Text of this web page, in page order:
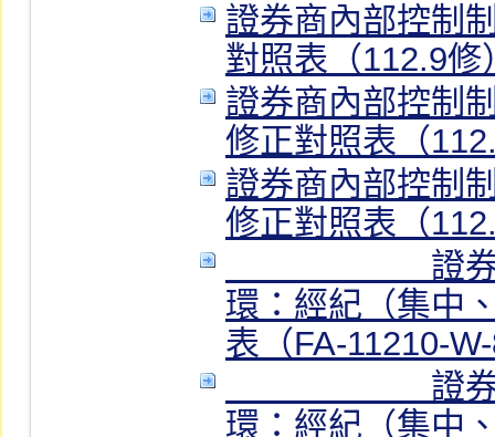
證券商內部控制
對照表（112.9修
證券商內部控制
修正對照表（
證券商內部控制
修正對照表（
＿＿＿＿＿＿證
環：經紀（集中
表（FA-11210-
＿＿＿＿＿＿證
環：經紀（集中